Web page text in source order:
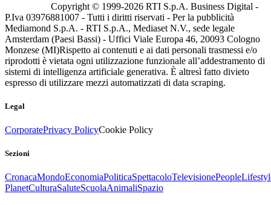
Copyright © 1999-2026 RTI S.p.A. Business Digital -
P.Iva 03976881007 - Tutti i diritti riservati - Per la pubblicità
Mediamond S.p.A. - RTI S.p.A., Mediaset N.V., sede legale
Amsterdam (Paesi Bassi) - Uffici Viale Europa 46, 20093 Cologno
Monzese (MI)Rispetto ai contenuti e ai dati personali trasmessi e/o
riprodotti è vietata ogni utilizzazione funzionale all’addestramento di
sistemi di intelligenza artificiale generativa. È altresì fatto divieto
espresso di utilizzare mezzi automatizzati di data scraping.
Legal
CorporatePrivacy PolicyCookie Policy
Sezioni
CronacaMondoEconomiaPoliticaSpettacoloTelevisionePeople
PlanetCulturaSaluteScuolaAnimaliSpazio